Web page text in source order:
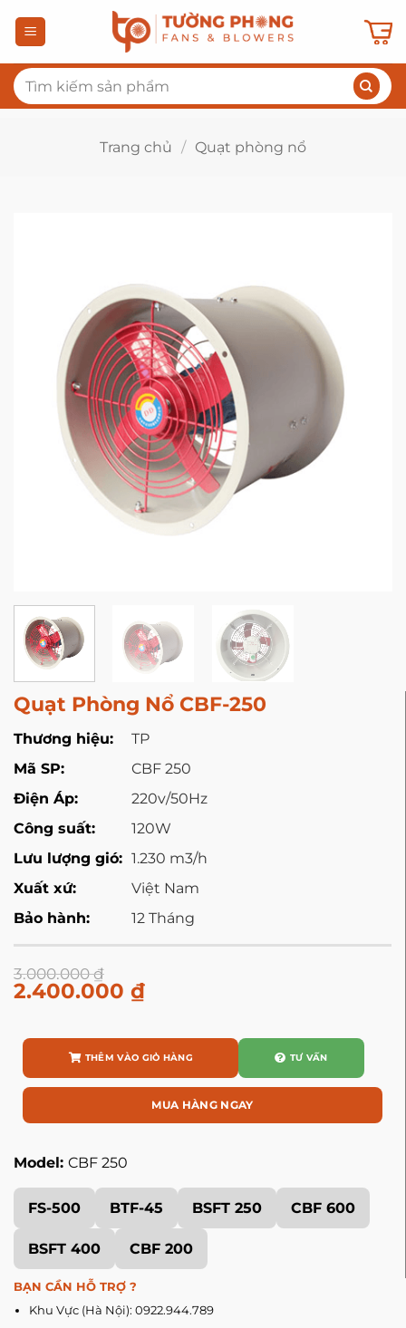
qua
dung
Tìm
kiếm:
Trang chủ / Quạt phòng nổ
Quạt Phòng Nổ CBF-250
Thương hiệu:
TP
Mã SP:
CBF 250
Điện Áp:
220v/50Hz
Công suất:
120W
Lưu lượng gió: 1.230 m3/h
Xuất xứ:
Việt Nam
Bảo hành:
12 Tháng
3.000.000₫
2.400.000 ₫
THÊM VÀO GIỎ HÀNG
MUA HÀNG NGAY
TƯ VẤN
Model: CBF 250
FS-500 BTF-45 BSFT 250 CBF 600
BSFT 400 CBF 200
BẠN CẦN HỖ TRỢ ?
Khu Vực (Hà Nội): 0922.944.789